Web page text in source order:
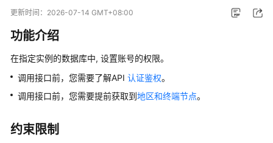
服
公
告
产
品
绍
更新时间： 2026-07-14 GMT+08:00
功能介绍
在指定实例的数据库中, 设置账号的权限。
调用接口前，您需要了解API 认证鉴权。
调用接口前，您需要提前获取到地区和终端节点。
约束限制